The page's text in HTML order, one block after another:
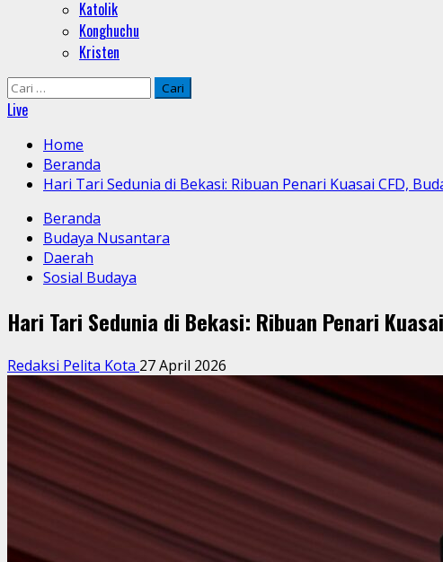
Katolik
Konghuchu
Kristen
Cari
untuk:
Live
Home
Beranda
Hari Tari Sedunia di Bekasi: Ribuan Penari Kuasai CFD,
Beranda
Budaya Nusantara
Daerah
Sosial Budaya
Hari Tari Sedunia di Bekasi: Ribuan Penari
Redaksi Pelita Kota 27 April 2026